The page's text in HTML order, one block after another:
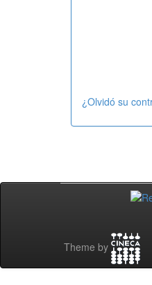
¿Olvidó su
Theme by